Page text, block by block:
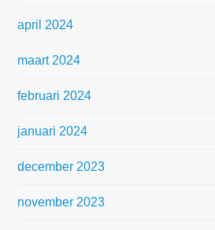
april 2024
maart 2024
februari 2024
januari 2024
december 2023
november 2023